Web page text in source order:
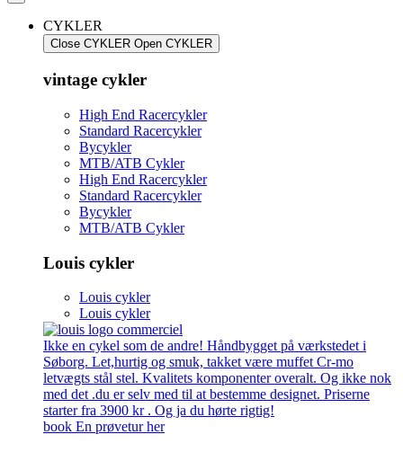
CYKLER
Close CYKLER Open CYKLER
vintage cykler
High End Racercykler
Standard Racercykler
Bycykler
MTB/ATB Cykler
High End Racercykler
Standard Racercykler
Bycykler
MTB/ATB Cykler
Louis cykler
Louis cykler
Louis cykler
Ikke en cykel som de andre! Håndbygget på værkstedet i
Søborg. Let,hurtig og smuk, takket være muffet Cr-mo
letvægts stål stel. Kvalitets komponenter overalt. Og ikke nok
med det .du er selv med til at bestemme designet. Priserne
starter fra 3900 kr . Og ja du hørte rigtig!
book En prøvetur her